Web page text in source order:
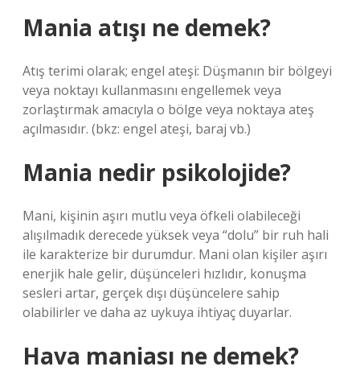
Mania atışı ne demek?
Atış terimi olarak; engel ateşi: Düşmanın bir bölgeyi
veya noktayı kullanmasını engellemek veya
zorlaştırmak amacıyla o bölge veya noktaya ateş
açılmasıdır. (bkz: engel ateşi, baraj vb.)
Mania nedir psikolojide?
Mani, kişinin aşırı mutlu veya öfkeli olabileceği
alışılmadık derecede yüksek veya “dolu” bir ruh hali
ile karakterize bir durumdur. Mani olan kişiler aşırı
enerjik hale gelir, düşünceleri hızlıdır, konuşma
sesleri artar, gerçek dışı düşüncelere sahip
olabilirler ve daha az uykuya ihtiyaç duyarlar.
Hava maniası ne demek?